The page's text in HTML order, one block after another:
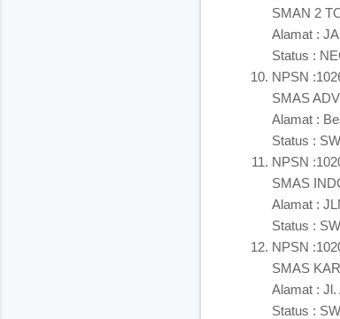
SMAN 2
Alamat :
Status :
NPSN
SMAS
Alamat :
Status :
NPSN
SMAS
Alamat :
Status :
NPSN
SMAS
Alamat : Jl.
Status :